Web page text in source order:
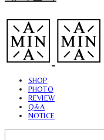
SHOP
PHOTO
REVIEW
Q&A
NOTICE